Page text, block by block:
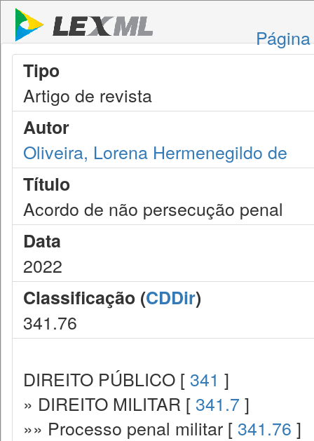
Tipo
Artigo de revista
Autor
Oliveira, Lorena Hermenegildo de
Título
Acordo de não persecução penal
Data
2022
Classificação (CDDir)
341.76
DIREITO PÚBLICO [ 341 ]
» DIREITO MILITAR [ 341.7 ]
»» Processo penal militar [ 341.76 ]